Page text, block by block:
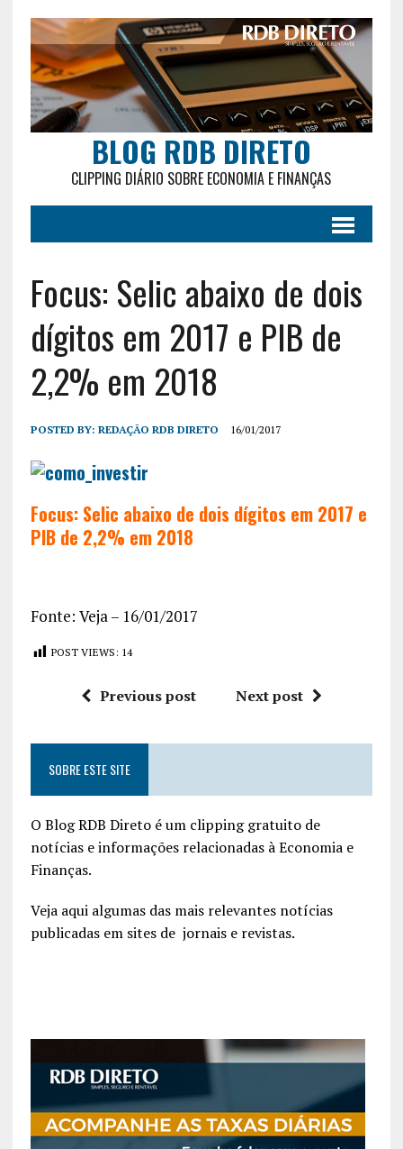
BLOG RDB DIRETO
CLIPPING DIÁRIO SOBRE ECONOMIA E FINANÇAS
Focus: Selic abaixo de dois
dígitos em 2017 e PIB de
2,2% em 2018
POSTED BY: REDAÇÃO RDB DIRETO 16/01/2017
Focus: Selic abaixo de dois dígitos em 2017 e
PIB de 2,2% em 2018
Fonte: Veja – 16/01/2017
POST VIEWS: 14
Previous post Next post
SOBRE ESTE SITE
O Blog RDB Direto é um clipping gratuito de
notícias e informações relacionadas à Economia e
Finanças.
Veja aqui algumas das mais relevantes notícias
publicadas em sites de jornais e revistas.